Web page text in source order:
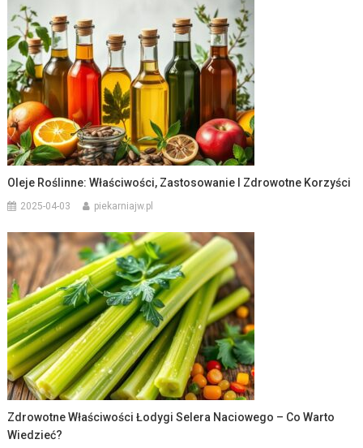
Oleje Roślinne: Właściwości, Zastosowanie I Zdrowotne Korzyści
2025-04-03 piekarniajw.pl
Zdrowotne Właściwości Łodygi Selera Naciowego – Co Warto
Wiedzieć?